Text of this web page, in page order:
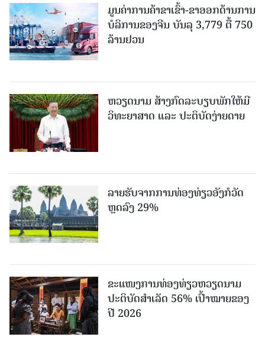
ມູນຄ່າການຄ້າຂາເຂົ້າ-ຂາອອກດ້ານການ
ບໍລິການຂອງຈີນ ບັນລຸ 3,779 ຕື້ 750
ລ້ານຢວນ
ຫວຽດນາມ ສ້າງກົດລະບຽບພັກໃຫ້ມີ
ວິທະຍາສາດ ແລະ ປະຕິບັດງ່າຍດາຍ
ລາຍຮັບຈາກການທ່ອງທ່ຽວອັງກໍວັດ
ຫຼດລົງ 29%
ຂະ​ແໜງ​ການ​ທ່ອງ​ທ່ຽວຫວຽດນາມ ​
ປະ​ຕິ​ບັດ​ສຳ​ເລັດ 56% ເປົ້າ​ໝາຍຂອງ
ປີ 2026